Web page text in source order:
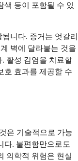
색 등이 포함될 수 있
니다. 증거는 엇갈리
벽에 달라붙는 것을
활성 감염을 치료할
호 효과를 제공할 수
은 기술적으로 가능
다. 불편함만으로도
의학적 위험은 현실